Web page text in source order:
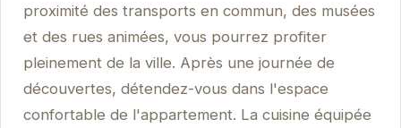
proximité des transports en commun, des musées
et des rues animées, vous pourrez profiter
pleinement de la ville. Après une journée de
découvertes, détendez-vous dans l'espace
confortable de l'appartement. La cuisine équipée